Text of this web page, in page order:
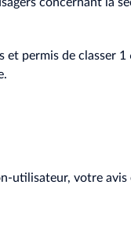
concernant la
permis de classer
utilisateur, votre avis